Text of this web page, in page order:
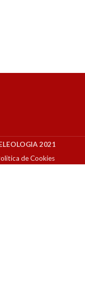
2021
de Cookies